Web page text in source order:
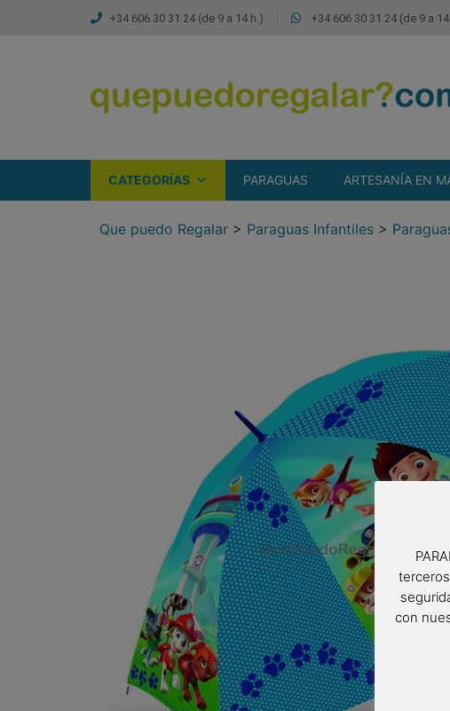
+34 606 30 31 24 (de 9 a 14 h.) +34 606 30 31 24 (de 9 a
CATEGORÍAS PARAGUAS ARTESANÍA EN
Que puedo Regalar > Paraguas Infantiles >
con